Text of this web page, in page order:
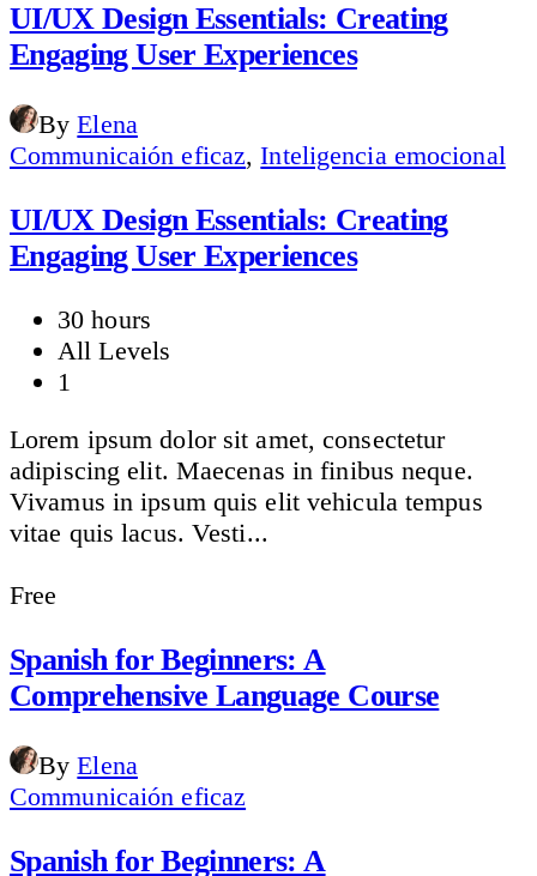
UI/UX Design Essentials: Creating
Engaging User Experiences
By Elena
Communicaión eficaz,Inteligencia emocional
UI/UX Design Essentials: Creating
Engaging User Experiences
30 hours
All Levels
1
Lorem ipsum dolor sit amet, consectetur
adipiscing elit. Maecenas in finibus neque.
Vivamus in ipsum quis elit vehicula tempus
vitae quis lacus. Vesti...
Free
Spanish for Beginners: A
Comprehensive Language Course
By Elena
Communicaión eficaz
Spanish for Beginners: A